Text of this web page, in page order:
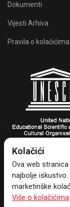
Dokumenti
Vijesti Arhiva
Pravila o kolačićima
Turistička
Dr. Ante
Tel +385 20 323-
info@tzdubrovnik.hr
Kolačići
Ova web
najbolje iskustvo.
marketinške
Više o kolačićima